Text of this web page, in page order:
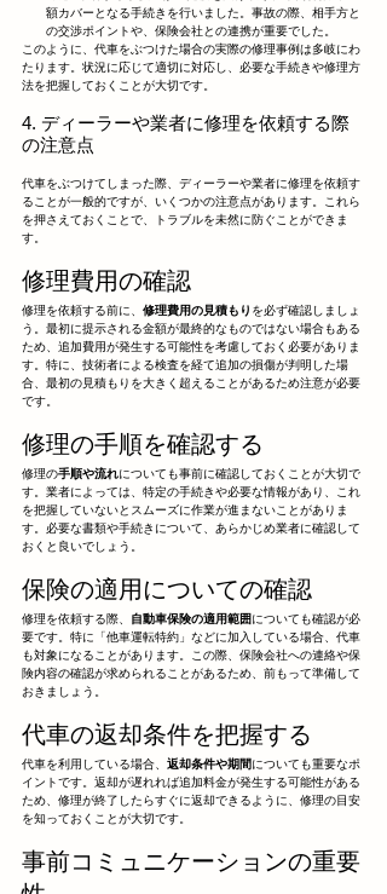
額カバーとなる手続きを行いました。事故の際、相手方と
の交渉ポイントや、保険会社との連携が重要でした。
このように、代車をぶつけた場合の実際の修理事例は多岐にわ
たります。状況に応じて適切に対応し、必要な手続きや修理方
法を把握しておくことが大切です。
4. ディーラーや業者に修理を依頼する際
の注意点
代車をぶつけてしまった際、ディーラーや業者に修理を依頼す
ることが一般的ですが、いくつかの注意点があります。これら
を押さえておくことで、トラブルを未然に防ぐことができま
す。
修理費用の確認
修理を依頼する前に、 修理費用の見積もり を必ず確認しましょ
う。最初に提示される金額が最終的なものではない場合もある
ため、追加費用が発生する可能性を考慮しておく必要がありま
す。特に、技術者による検査を経て追加の損傷が判明した場
合、最初の見積もりを大きく超えることがあるため注意が必要
です。
修理の手順を確認する
修理の手順や流れについても事前に確認しておくことが大切で
す。業者によっては、特定の手続きや必要な情報があり、これ
を把握していないとスムーズに作業が進まないことがありま
す。必要な書類や手続きについて、あらかじめ業者に確認して
おくと良いでしょう。
保険の適用についての確認
修理を依頼する際、 自動車保険の適用範囲についても確認が必
要です。特に「他車運転特約」などに加入している場合、代車
も対象になることがあります。この際、保険会社への連絡や保
険内容の確認が求められることがあるため、前もって準備して
おきましょう。
代車の返却条件を把握する
代車を利用している場合、 返却条件や期間についても重要なポ
イントです。返却が遅れれば追加料金が発生する可能性がある
ため、修理が終了したらすぐに返却できるように、修理の目安
を知っておくことが大切です。
事前コミュニケーションの重要